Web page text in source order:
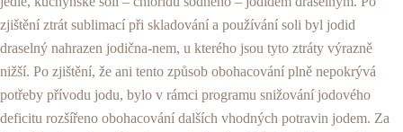
zjištění ztrát sublimací při skladování a používání soli byl jodid
draselný nahrazen jodična-nem, u kterého jsou tyto ztráty výrazně
nižší. Po zjiš­tění, že ani tento způsob obohacování plně nepokrý­vá
potřeby přívodu jodu, bylo v rámci programu snižování jodového
deficitu rozšířeno obohacování dalších vhodných potravin jodem. Za